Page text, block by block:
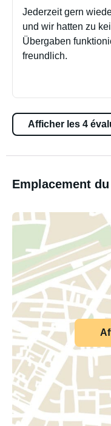
Jederzeit gern
und wir hatten zu
Übergaben
freundlich.
Afficher les 4
Emplacement